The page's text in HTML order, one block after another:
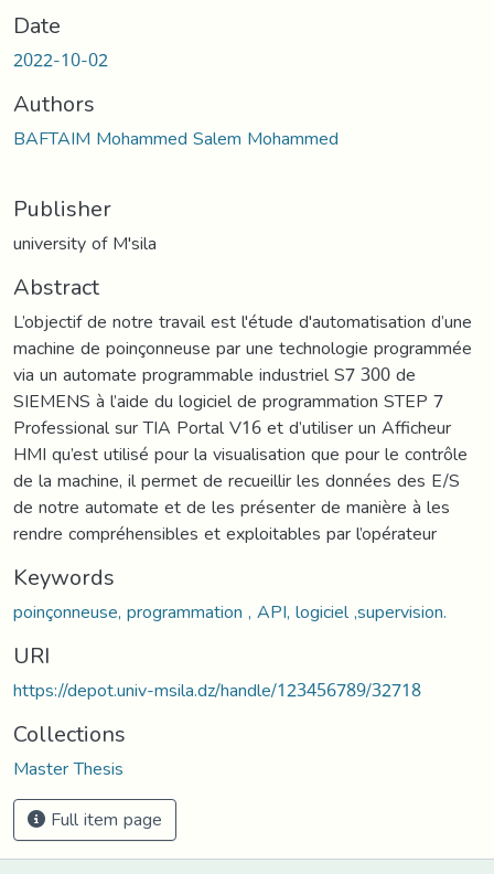
Date
2022-10-02
Authors
BAFTAIM Mohammed Salem Mohammed
Publisher
university of M'sila
Abstract
L’objectif de notre travail est l'étude d'automatisation d’une
machine de poinçonneuse par une technologie programmée
via un automate programmable industriel S7 300 de
SIEMENS à l’aide du logiciel de programmation STEP 7
Professional sur TIA Portal V16 et d’utiliser un Afficheur
HMI qu’est utilisé pour la visualisation que pour le contrôle
de la machine, il permet de recueillir les données des E/S
de notre automate et de les présenter de manière à les
rendre compréhensibles et exploitables par l’opérateur
Keywords
poinçonneuse, programmation , API, logiciel ,supervision.
URI
https://depot.univ-msila.dz/handle/123456789/32718
Collections
Master Thesis
Full item page